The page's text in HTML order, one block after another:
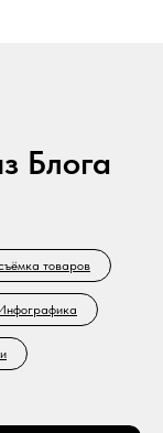
Блога
товаров